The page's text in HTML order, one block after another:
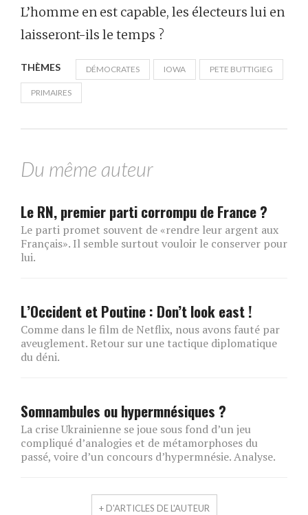
L’homme en est capable, les électeurs lui en
laisseront-ils le temps ?
THÈMES DÉMOCRATES IOWA PETE BUTTIGIEG
PRIMAIRES
Du même auteur
Le RN, premier parti corrompu de France ?
Le parti promet souvent de «rendre leur argent aux
Français». Il semble surtout vouloir le conserver pour
lui.
L’Occident et Poutine : Don’t look east !
Comme dans le film de Netflix, nous avons fauté par
aveuglement. Retour sur une tactique diplomatique
du déni.
Somnambules ou hypermnésiques ?
La crise Ukrainienne se joue sous fond d’un jeu
compliqué d’analogies et de métamorphoses du
passé, voire d’un concours d’hypermnésie. Analyse.
+ D'ARTICLES DE L'AUTEUR